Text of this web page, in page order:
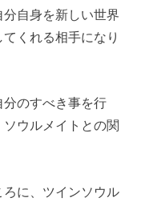
自身を新しい世界
くれる相手になり
のすべき事を行
ウルメイトとの関
に、ツインソウル